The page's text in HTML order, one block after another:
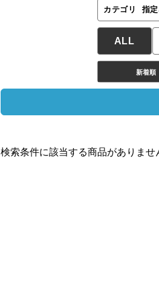
カテゴリ 指
ALL
新着順
検索条件に該当する商品がありませ